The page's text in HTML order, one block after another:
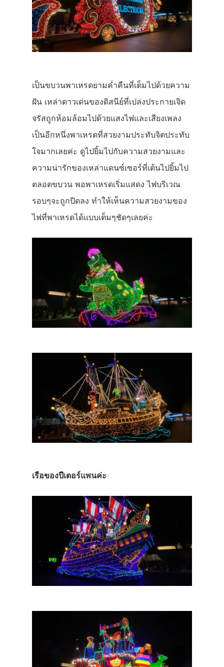
เป็นขบวนพาเหรดยามค่ำคืนที่เต็มไปด้วยความ
ฝัน เหล่าดาวเด่นของดิสนีย์ที่เปล่งประกายเจิด
จรัสถูกห้อมล้อมไปด้วยแสงไฟและเสียงเพลง
เป็นอีกหนึ่งพาเหรดที่สวยงามประทับจิตประทับ
ใจมากเลยค่ะ ดูไปยิ้มไปกับความสวยงามและ
ความน่ารักของเหล่าแดนซ์เซอร์ที่เต้นไปยิ้มไป
ตลอดขบวน พอพาเหรดเริ่มแสดง ไฟบริเวณ
รอบๆจะถูกปิดลง ทำให้เห็นความสวยงามของ
ไฟที่พาเหรดได้แบบเต็มๆชัดๆเลยค่ะ
เรือของปีเตอร์แพนค่ะ